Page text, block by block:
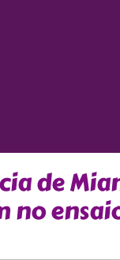
de
no